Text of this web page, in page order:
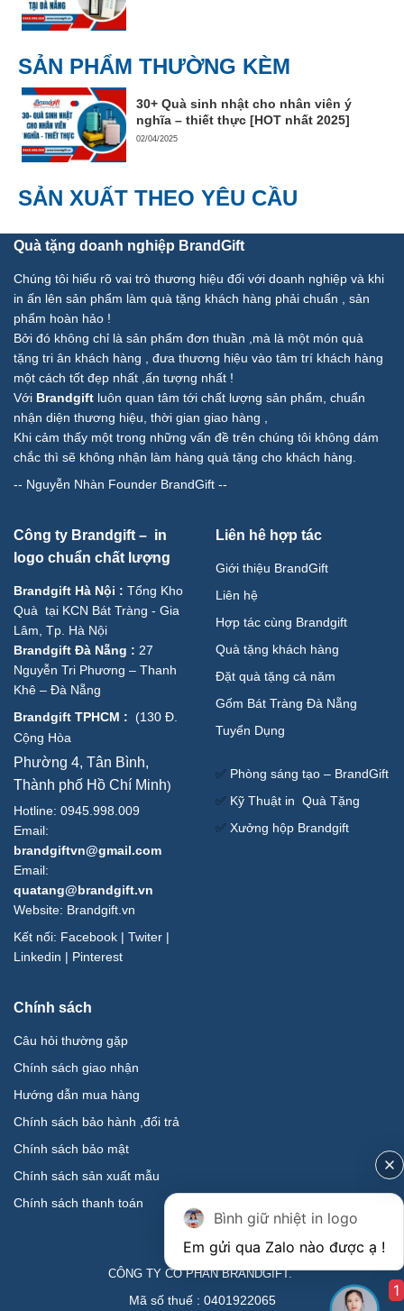
SẢN PHẨM THƯỜNG KÈM
30+ Quà sinh nhật cho nhân viên ý
nghĩa – thiết thực [HOT nhất 2025]
02/04/2025
SẢN XUẤT THEO YÊU CẦU
Quà tặng doanh nghiệp BrandGift
Chúng tôi hiểu rõ vai trò thương hiệu đối với doanh nghiệp và khi
in ấn lên sản phẩm làm quà tặng khách hàng phải chuẩn , sản
phẩm hoàn hảo !
Bởi đó không chỉ là sản phẩm đơn thuần ,mà là một món quà
tặng tri ân khách hàng , đưa thương hiệu vào tâm trí khách hàng
một cách tốt đẹp nhất ,ấn tượng nhất !
Với Brandgift luôn quan tâm tới chất lượng sản phẩm, chuẩn
nhận diện thương hiệu, thời gian giao hàng ,
Khi cảm thấy một trong những vấn đề trên chúng tôi không dám
chắc thì sẽ không nhận làm hàng quà tặng cho khách hàng.
-- Nguyễn Nhàn Founder BrandGift --
Công ty Brandgift – in
logo chuẩn chất lượng
Brandgift Hà Nội : Tổng Kho
Quà tại KCN Bát Tràng - Gia
Lâm, Tp. Hà Nội
Brandgift Đà Nẵng : 27
Nguyễn Tri Phương – Thanh
Khê – Đà Nẵng
Brandgift TPHCM : (130 Đ.
Cộng Hòa
Phường 4, Tân Bình,
Thành phố Hồ Chí Minh)
Hotline: 0945.998.009
Email:
brandgiftvn@gmail.com
Email:
quatang@brandgift.vn
Website: Brandgift.vn
Kết nối: Facebook | Twiter |
Linkedin | Pinterest
Liên hê hợp tác
Giới thiệu BrandGift
Liên hệ
Hợp tác cùng Brandgift
Quà tặng khách hàng
Đặt quà tặng cả năm
Gốm Bát Tràng Đà Nẵng
Tuyển Dụng
✅ Phòng sáng tạo – BrandGift
✅ Kỹ Thuật in Quà Tặng
✅ Xưởng hộp Brandgift
Chính sách
Câu hỏi thường gặp
Chính sách giao nhận
Hướng dẫn mua hàng
Chính sách bảo hành ,đổi trả
Chính sách bảo mật
Chính sách sản xuất mẫu
Chính sách thanh toán
CÔNG TY CỔ PHẦN BRANDGIFT.
Mã số thuế : 0401922065
Bình giữ nhiệt in logo
1